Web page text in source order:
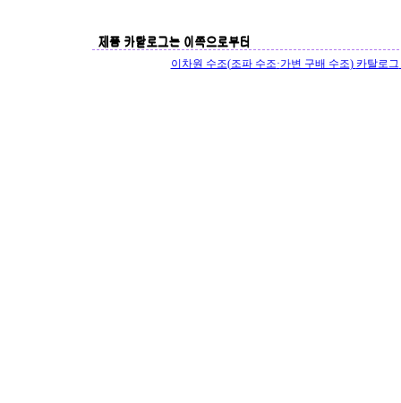
이차원 수조(조파 수조·가변 구배 수조) 카탈로그